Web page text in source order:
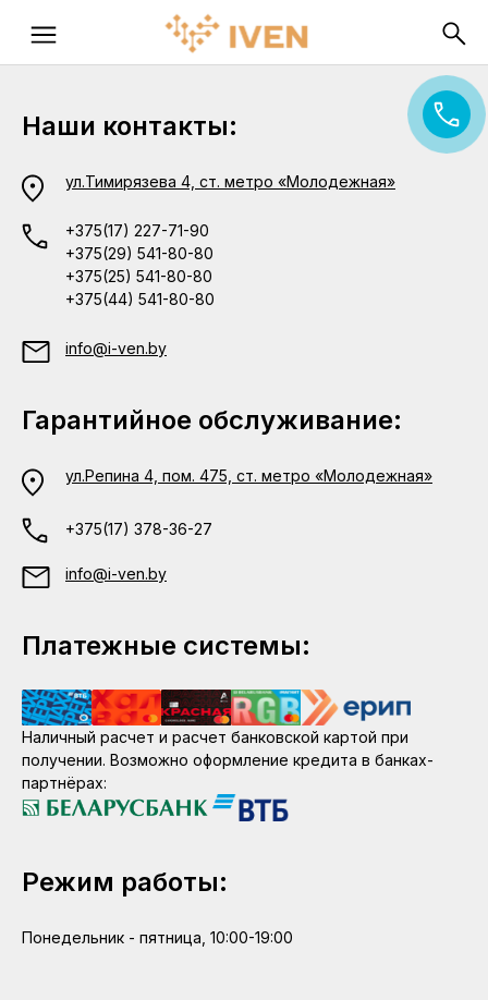
Наши контакты:
ул.Тимирязева 4, ст. метро «Молодежная»
+375(17) 227-71-90
+375(29) 541-80-80
+375(25) 541-80-80
+375(44) 541-80-80
info@i-ven.by
Гарантийное обслуживание:
ул.Репина 4, пом. 475, ст. метро «Молодежная»
+375(17) 378-36-27
info@i-ven.by
Платежные системы:
Наличный расчет и расчет банковской картой при
получении. Возможно оформление кредита в банках-
партнёрах:
Режим работы:
Понедельник - пятница, 10:00-19:00